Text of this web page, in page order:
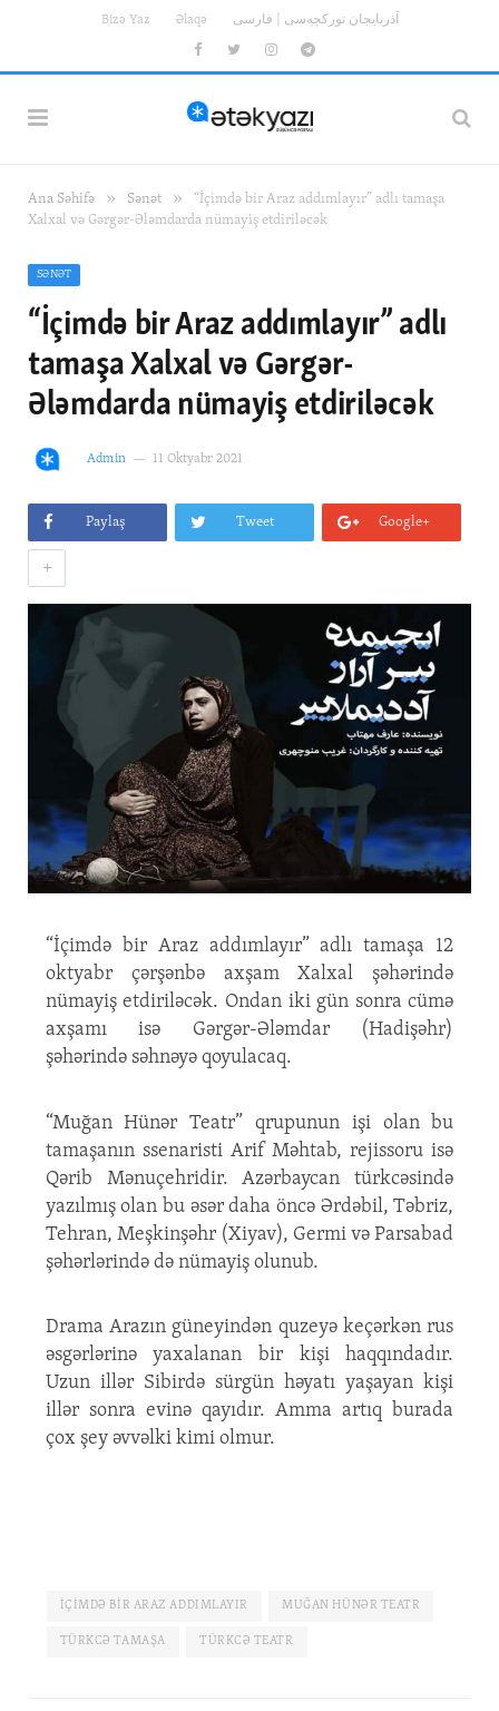
Bizə Yaz Əlaqə آذربایجان تورکجه‌سی | فارسی
FacebookTwitterInstagramTelegram
Ana Səhifə » Sənət »
“İçimdə bir Araz addımlayır” adlı tamaşa
Xalxal və Gərgər-Ələmdarda nümayiş etdiriləcək
SƏNƏT
“İçimdə bir Araz addımlayır” adlı
tamaşa Xalxal və Gərgər-
Ələmdarda nümayiş etdiriləcək
Admin 11 Oktyabr 2021
Paylaş Tweet Google+
+
“İçimdə bir Araz addımlayır” adlı tamaşa 12
oktyabr çərşənbə axşam Xalxal şəhərində
nümayiş etdiriləcək. Ondan iki gün sonra cümə
axşamı isə Gərgər-Ələmdar (Hadişəhr)
şəhərində səhnəyə qoyulacaq.
“Muğan Hünər Teatr” qrupunun işi olan bu
tamaşanın ssenaristi Arif Məhtab, rejissoru isə
Qərib Mənuçehridir. Azərbaycan türkcəsində
yazılmış olan bu əsər daha öncə Ərdəbil, Təbriz,
Tehran, Meşkinşəhr (Xiyav), Germi və Parsabad
şəhərlərində də nümayiş olunub.
Drama Arazın güneyindən quzeyə keçərkən rus
əsgərlərinə yaxalanan bir kişi haqqındadır.
Uzun illər Sibirdə sürgün həyatı yaşayan kişi
illər sonra evinə qayıdır. Amma artıq burada
çox şey əvvəlki kimi olmur.
İÇIMDƏ BIR ARAZ ADDIMLAYIR MUĞAN HÜNƏR TEATR
TÜRKCƏ TAMAŞA TÜRKCƏ TEATR